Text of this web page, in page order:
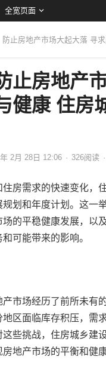
全宽页面
止房地产市场大起大落 寻
止房地产
健康 住房
2月 28日 12:06 · 326阅读 ·
住房需求的快速变化，
划和年度计划。这一
的平稳健康发展，以
可能带来的影响。
市场经历了前所未有
区面临库存积压，需
些挑战，住房城乡建
地产市场的平衡和健康